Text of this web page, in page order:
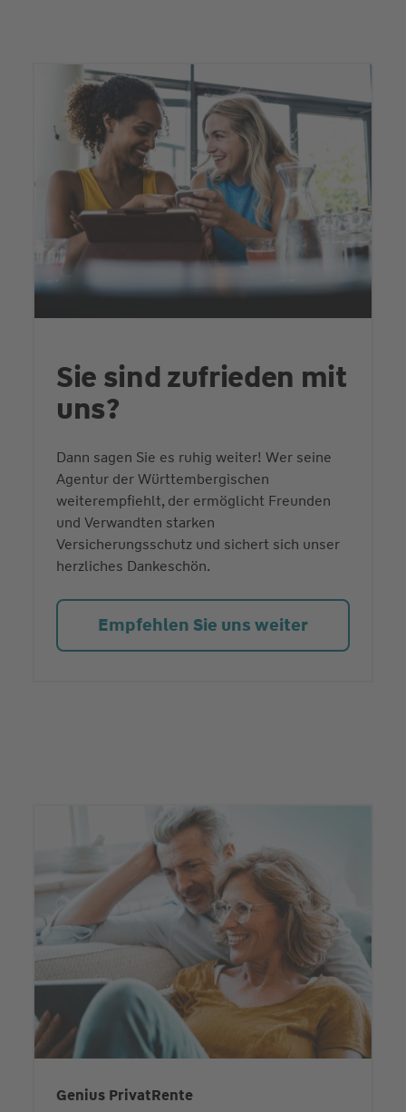
Sie sind zufrieden mit
uns?
Dann sagen Sie es ruhig weiter! Wer seine
Agentur der Württembergischen
weiterempfiehlt, der ermöglicht Freunden
und Verwandten starken
Versicherungsschutz und sichert sich unser
herzliches Dankeschön.
Empfehlen Sie uns weiter
Genius PrivatRente